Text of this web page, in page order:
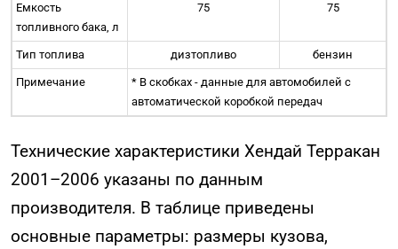
Емкость
топливного бака, л
75 75
Тип топлива дизтопливо бензин
Примечание
* В скобках - данные для автомобилей с
автоматической коробкой передач
Технические характеристики Хендай Терракан
2001–2006 указаны по данным
производителя. В таблице приведены
основные параметры: размеры кузова,